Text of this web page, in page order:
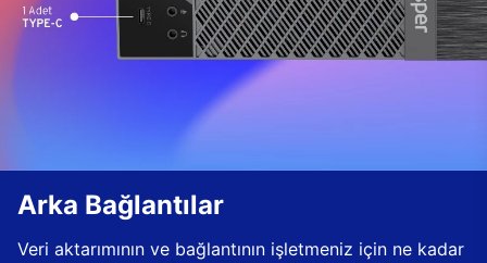
Arka Bağlantılar
Veri aktarımının ve bağlantının işletmeniz için ne kadar